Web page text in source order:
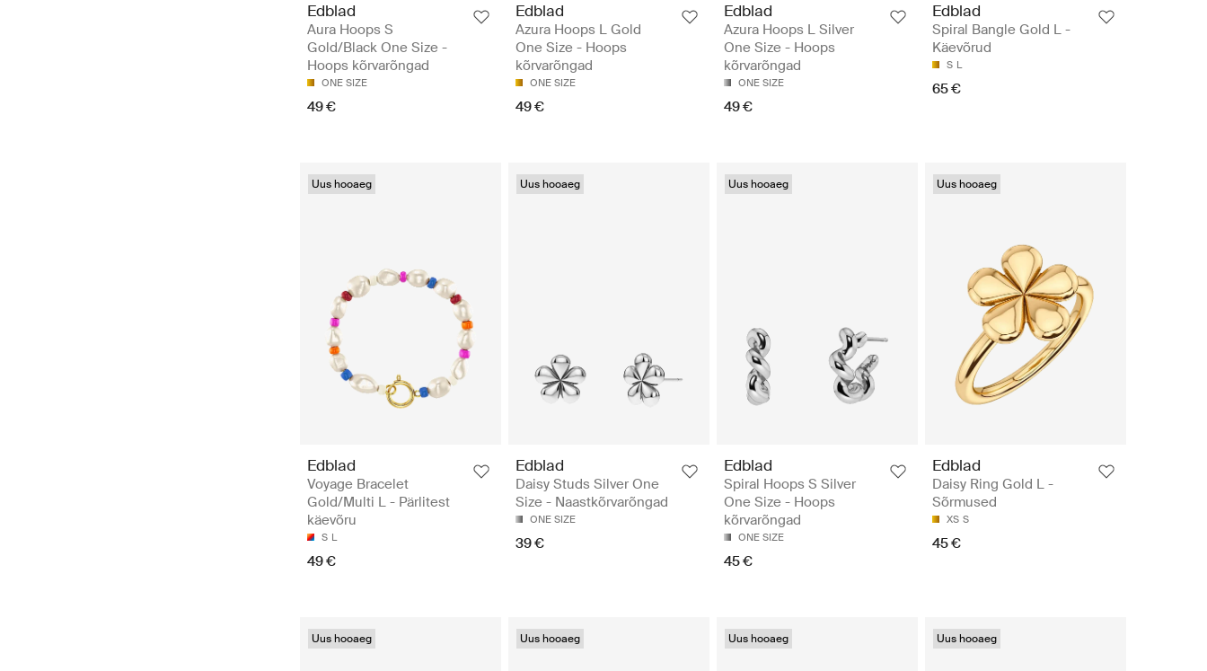
Edblad
Aura Hoops S
Gold/Black One Size -
Hoops kõrvarõngad
ONE SIZE
49 €
Edblad
Azura Hoops L Gold
One Size - Hoops
kõrvarõngad
ONE SIZE
49 €
Edblad
Azura Hoops L Silver
One Size - Hoops
kõrvarõngad
ONE SIZE
49 €
Edblad
Spiral Bangle Gold L -
Käevõrud
S L
65 €
Uus hooaeg
Edblad
Voyage Bracelet
Gold/Multi L - Pärlitest
käevõru
S L
49 €
Uus hooaeg
Edblad
Daisy Studs Silver One
Size - Naastkõrvarõngad
ONE SIZE
39 €
Uus hooaeg
Edblad
Spiral Hoops S Silver
One Size - Hoops
kõrvarõngad
ONE SIZE
45 €
Uus hooaeg
Edblad
Daisy Ring Gold L -
Sõrmused
XS S
45 €
Uus hooaeg Uus hooaeg Uus hooaeg Uus hooaeg